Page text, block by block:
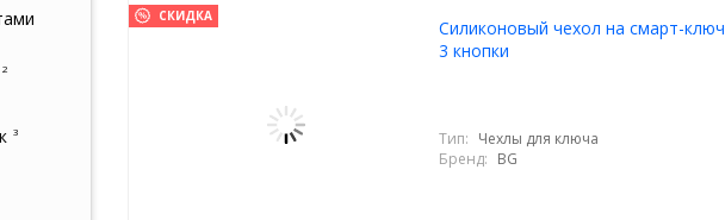
2
3
СКИДКА
Силиконовый чехол на смарт-
3 кнопки
Тип: Чехлы для ключа
Бренд: BG